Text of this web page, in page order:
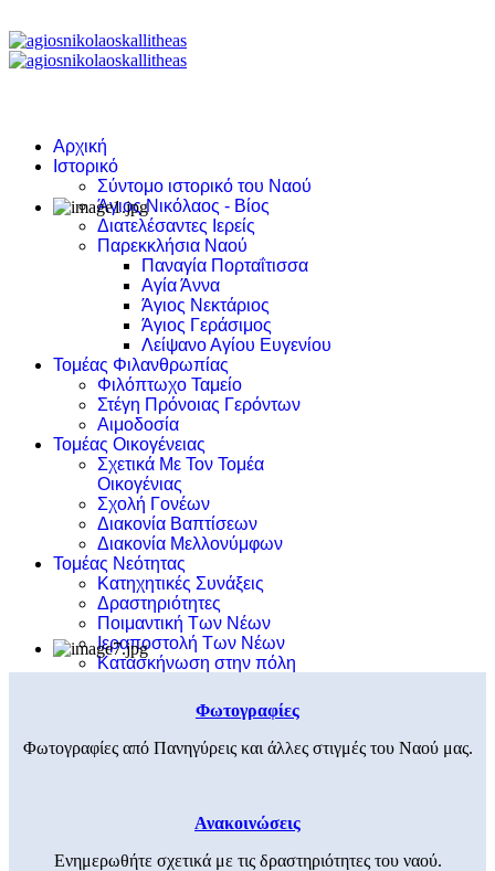
Αρχική
Ιστορικό
Σύντομο ιστορικό του Ναού
Άγιος Νικόλαος - Βίος
Διατελέσαντες Ιερείς
Παρεκκλήσια Ναού
Παναγία Πορταΐτισσα
Αγία Άννα
Άγιος Νεκτάριος
Άγιος Γεράσιμος
Λείψανο Αγίου Ευγενίου
Τομέας Φιλανθρωπίας
Φιλόπτωχο Ταμείο
Στέγη Πρόνοιας Γερόντων
Αιμοδοσία
Τομέας Οικογένειας
Σχετικά Με Τον Τομέα
Οικογένιας
Σχολή Γονέων
Διακονία Βαπτίσεων
Διακονία Μελλονύμφων
Τομέας Νεότητας
Κατηχητικές Συνάξεις
Δραστηριότητες
Ποιμαντική Των Νέων
Ιεραποστολή Των Νέων
Κατασκήνωση στην πόλη
Φωτογραφίες
Φωτογραφίες από Πανηγύρεις και άλλες στιγμές του Ναού μας.
Ανακοινώσεις
Ενημερωθήτε σχετικά με τις δραστηριότητες του ναού.